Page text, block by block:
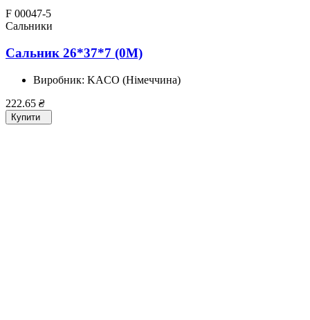
F 00047-5
Сальники
Сальник 26*37*7 (0M)
Виробник: KACO (Німеччина)
222.65 ₴
Купити